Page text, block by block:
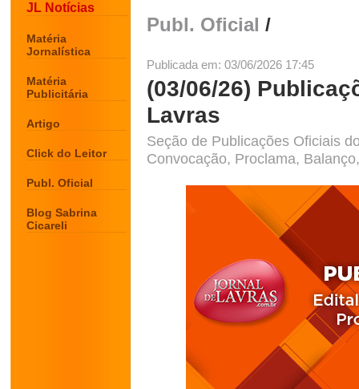
JL Notícias
Matéria
Jornalística
Matéria
Publicitária
Artigo
Click do Leitor
Publ. Oficial
Blog Sabrina
Cicareli
Publ. Oficial /
Publicada em: 03/06/2026 17:45
(03/06/26)
Lavras
Seção de Publicações Oficiais
Convocação, Proclama,